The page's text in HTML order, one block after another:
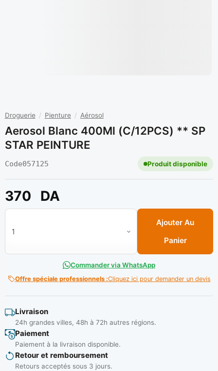
Droguerie / Pienture / Aérosol
Aerosol Blanc 400Ml (C/12PCS) ** SP
STAR PEINTURE
Code057125 Produit disponible
370 DA
quantité de Aerosol Blanc 400Ml (C/12PCS) ** SP STAR
Ajouter Au
Panier
Commander via WhatsApp
Offre spéciale professionnels :Cliquez ici pour demander un devis
Livraison
24h grandes villes, 48h à 72h autres régions.
Paiement
Paiement à la livraison disponible.
Retour et remboursement
Retours acceptés sous 3 jours.